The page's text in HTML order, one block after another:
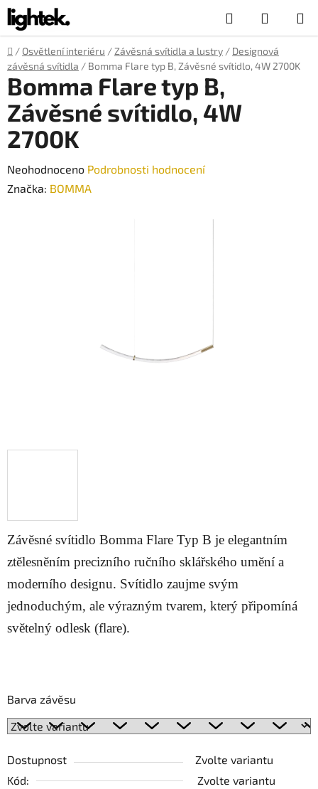
Přejít
na
obsah
Hledat
KOŠÍK
Domů
/ Osvětlení interiéru / Závěsná svítidla a lustry / Designová
závěsná svítidla / Bomma Flare typ B, Závěsné svítidlo, 4W 2700K
Závěsné svítidlo Bomma Flare Typ B je elegantním
ztělesněním precizního ručního sklářského umění a
moderního designu. Svítidlo zaujme svým
jednoduchým, ale výrazným tvarem, který připomíná
světelný odlesk (flare).
Barva závěsu
Dostupnost
Zvolte variantu
Kód:
Zvolte variantu
Bomma Flare typ B,
Závěsné svítidlo, 4W
2700K
Průměrné
hodnocení
Neohodnoceno Podrobnosti hodnocení
Značka: BOMMA